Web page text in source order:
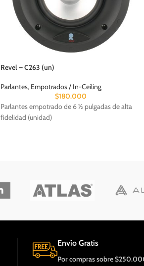
Revel – C263 (un)
Parlantes, Empotrados / In-Ceiling
$180.000
Parlantes empotrado de 6 ½ pulgadas de alta
fidelidad (unidad)
Envío Gratis
Por compras sobre